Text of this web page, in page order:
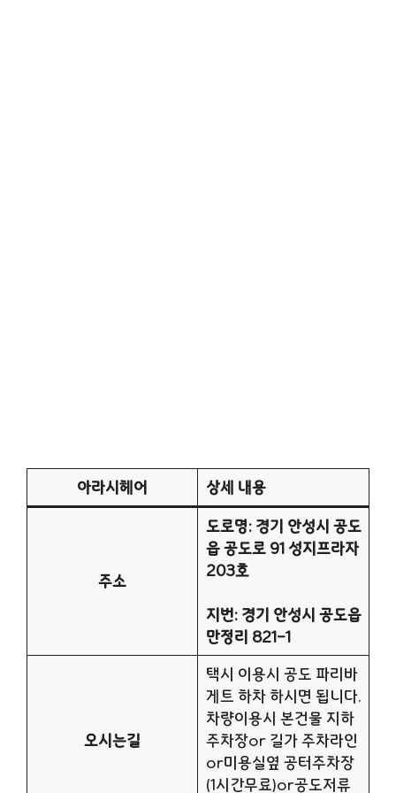
아라시헤어 상세 내용
주소
도로명: 경기 안성시 공도
읍 공도로 91 성지프라자
203호
지번: 경기 안성시 공도읍
만정리 821-1
오시는길
택시 이용시 공도 파리바
게트 하차 하시면 됩니다.
차량이용시 본건물 지하
주차장or 길가 주차라인
or미용실옆 공터주차장
(1시간무료)or공도저류